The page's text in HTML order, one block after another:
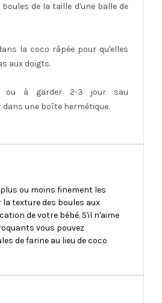
boules de la taille d'une balle de
la coco râpée pour qu'elles
aux doigts.
ou à garder 2-3 jour sau
une boîte hermétique.
ou moins finement les
texture des boules aux
de votre bébé. S'il n'aime
vous pouvez
de farine au lieu de coco